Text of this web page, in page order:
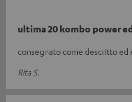
ultima 20 kombo power
consegnato come descritto ed
Rita S.